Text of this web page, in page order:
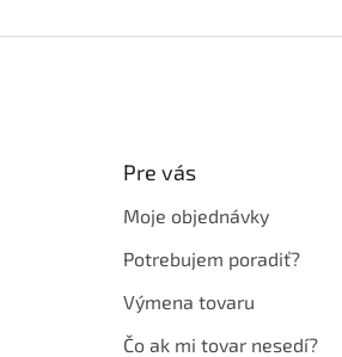
Pre vás
Moje objednávky
Potrebujem poradiť?
Výmena tovaru
Čo ak mi tovar nesedí?